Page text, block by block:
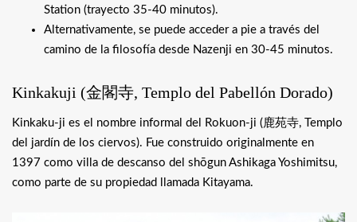
Station (trayecto 35-40 minutos).
Alternativamente, se puede acceder a pie a través del
camino de la filosofía desde Nazenji en 30-45 minutos.
Kinkakuji (金閣寺, Templo del Pabellón Dorado)
Kinkaku-ji es el nombre informal del Rokuon-ji (鹿苑寺, Templo
del jardín de los ciervos). Fue construido originalmente en
1397 como villa de descanso del shōgun Ashikaga Yoshimitsu,
como parte de su propiedad llamada Kitayama.